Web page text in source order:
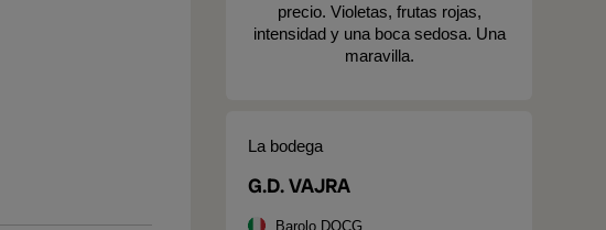
precio. Violetas, frutas rojas,
intensidad y una boca sedosa. Una
maravilla.
La bodega
G.D. VAJRA
Barolo DOCG